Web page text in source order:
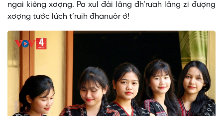
ngai kiêng xơợng. Pa xul đài lâng đh’rưah lâng zi đượng
xơợng tước lứch t’ruih đhanuôr ớ!